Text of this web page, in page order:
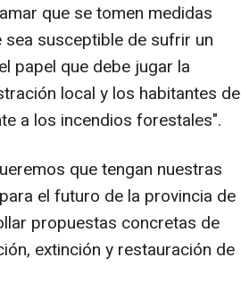
que se tomen medidas
susceptible de sufrir un
papel que debe jugar la
local y los habitantes de
a los incendios forestales".
que tengan nuestras
el futuro de la provincia de
propuestas concretas de
extinción y restauración de